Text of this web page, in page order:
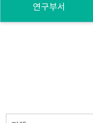
연구부서